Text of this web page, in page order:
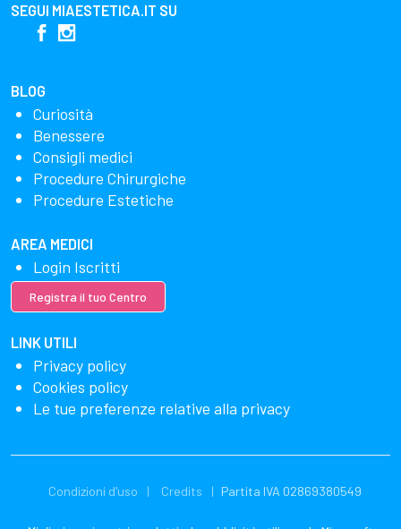
SEGUI MIAESTETICA.IT SU
BLOG
Curiosità
Benessere
Consigli medici
Procedure Chirurgiche
Procedure Estetiche
AREA MEDICI
Login Iscritti
Registra il tuo Centro
LINK UTILI
Privacy policy
Cookies policy
Le tue preferenze relative alla privacy
Condizioni d'uso Credits Partita IVA 02869380549